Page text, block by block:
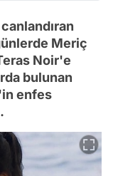
Meriç
Noir'e
bulunan
enfes